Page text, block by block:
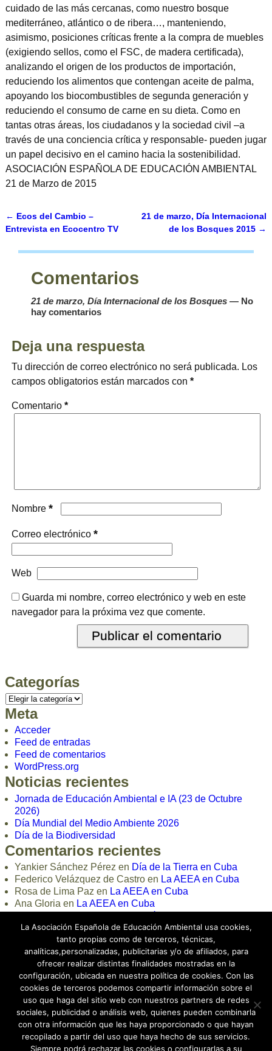
cuidado de las más cercanas, como nuestro bosque
mediterráneo, atlántico o de ribera…, manteniendo,
asimismo, posiciones críticas frente a la compra de muebles
(exigiendo sellos, como el FSC, de madera certificada),
analizando el origen de los productos de importación,
reduciendo los alimentos que contengan aceite de palma,
apoyando los biocombustibles de segunda generación y
reduciendo el consumo de carne en su dieta. Como en
tantas otras áreas, los ciudadanos y la sociedad civil –a
través de una conciencia crítica y responsable- pueden jugar
un papel decisivo en el camino hacia la sostenibilidad.
ASOCIACIÓN ESPAÑOLA DE EDUCACIÓN AMBIENTAL
21 de Marzo de 2015
Navegación de entradas
← Ecos del Cambio –
Entrevista en Ecocentro TV
21 de marzo, Día Internacional
de los Bosques 2015 →
Comentarios
21 de marzo, Día Internacional de los Bosques— No
hay comentarios
Deja una respuesta
Tu dirección de correo electrónico no será publicada. Los
campos obligatorios están marcados con *
Comentario *
Nombre *
Correo electrónico *
Web
Guarda mi nombre, correo electrónico y web en este
navegador para la próxima vez que comente.
Categorías
Meta
Acceder
Feed de entradas
Feed de comentarios
WordPress.org
Noticias recientes
Jornada de Educación Ambiental e IA (23 de Octubre
2026)
Día Mundial del Medio Ambiente 2026
Día de la Biodiversidad
Comentarios recientes
Yankier Sánchez Pérez en Día de la Tierra en Cuba
Federico Velázquez de Castro en La AEEA en Cuba
Rosa de Lima Paz en La AEEA en Cuba
Ana Gloria en La AEEA en Cuba
La Asociación Española de Educación Ambiental usa cookies,
tanto propias como de terceros, técnicas,
analíticas,personalizadas, publicitarias y/o de afiliados, para
ofrecer realizar distintas finalidades mostradas en la
configuración, ubicada en nuestra política de cookies. Con las
cookies de terceros podemos compartir información sobre el
uso que haga del sitio web con nuestros partners de redes
sociales, publicidad o análisis web, quienes pueden combinarla
con otra información que les haya proporcionado o que hayan
recopilado a partir del uso que haya hecho de sus servicios.
Siempre podrá rechazar las cookies o configurarlas a su